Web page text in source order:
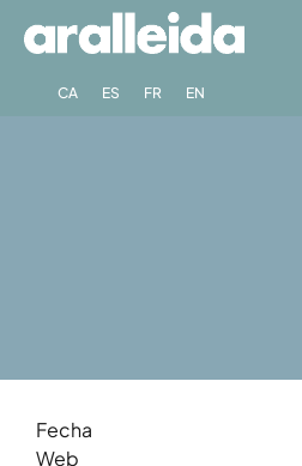
CA ES FR EN
Fecha
Web